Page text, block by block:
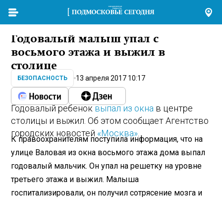
Годовалый малыш упал с
восьмого этажа и выжил в
столице
БЕЗОПАСНОСТЬ 13 апреля 2017 10:17
Годовалый ребеноквыпал из окна в центре
столицы и выжил. Об этом сообщает Агентство
городских новостей «Москва»
К правоохранителям поступила информация, что на
улице Валовая из окна восьмого этажа дома выпал
годовалый мальчик. Он упал на решетку на уровне
третьего этажа и выжил. Малыша
госпитализировали, он получил сотрясение мозга и